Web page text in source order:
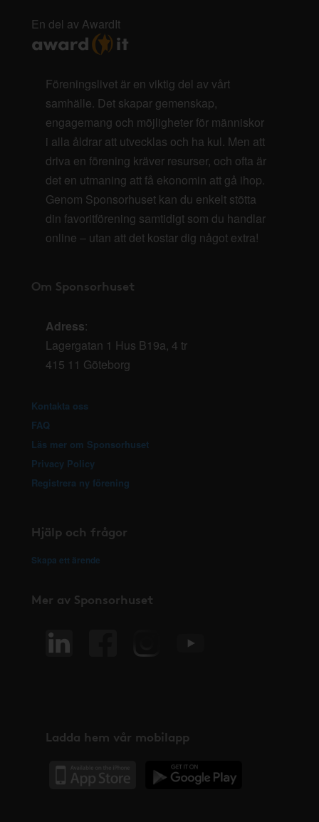
En del av AwardIt
Föreningslivet är en viktig del av vårt
samhälle. Det skapar gemenskap,
engagemang och möjligheter för människor
i alla åldrar att utvecklas och ha kul. Men att
driva en förening kräver resurser, och ofta är
det en utmaning att få ekonomin att gå ihop.
Genom Sponsorhuset kan du enkelt stötta
din favoritförening samtidigt som du handlar
online – utan att det kostar dig något extra!
Om Sponsorhuset
Adress:
Lagergatan 1 Hus B19a, 4 tr
415 11 Göteborg
Kontakta oss
FAQ
Läs mer om Sponsorhuset
Privacy Policy
Registrera ny förening
Hjälp och frågor
Skapa ett ärende
Mer av Sponsorhuset
Ladda hem vår mobilapp